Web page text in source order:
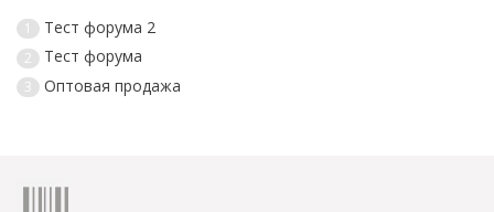
1 Тест форума 2
2 Тест форума
3 Оптовая продажа
183 пользователей добавили 2 сообщений в 2 темах